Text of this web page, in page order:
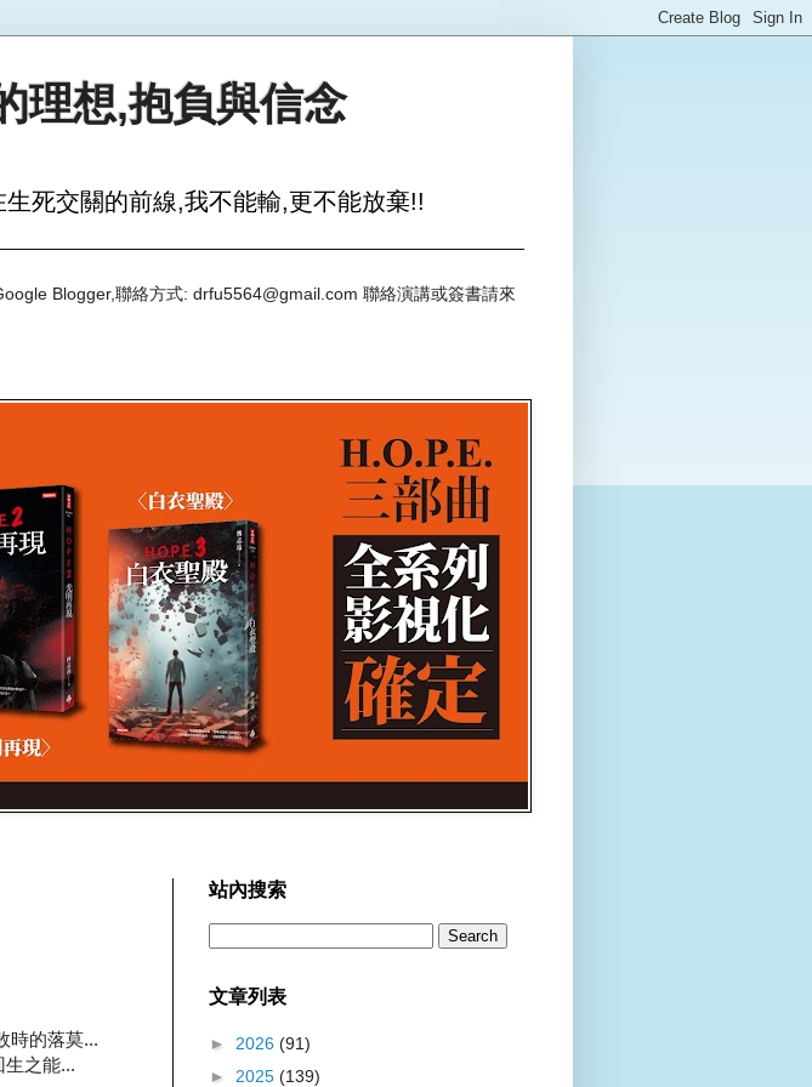
理想,抱負與信念
死交關的前線,我不能輸,更不能放棄!!
Blogger,聯絡方式: drfu5564@gmail.com 聯絡演講或簽書請來
時的落莫...
之能...
站內搜索
文章列表
► 2026 (91)
► 2025 (139)